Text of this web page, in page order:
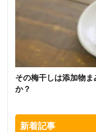
その梅干しは添加物
か？
新着記事